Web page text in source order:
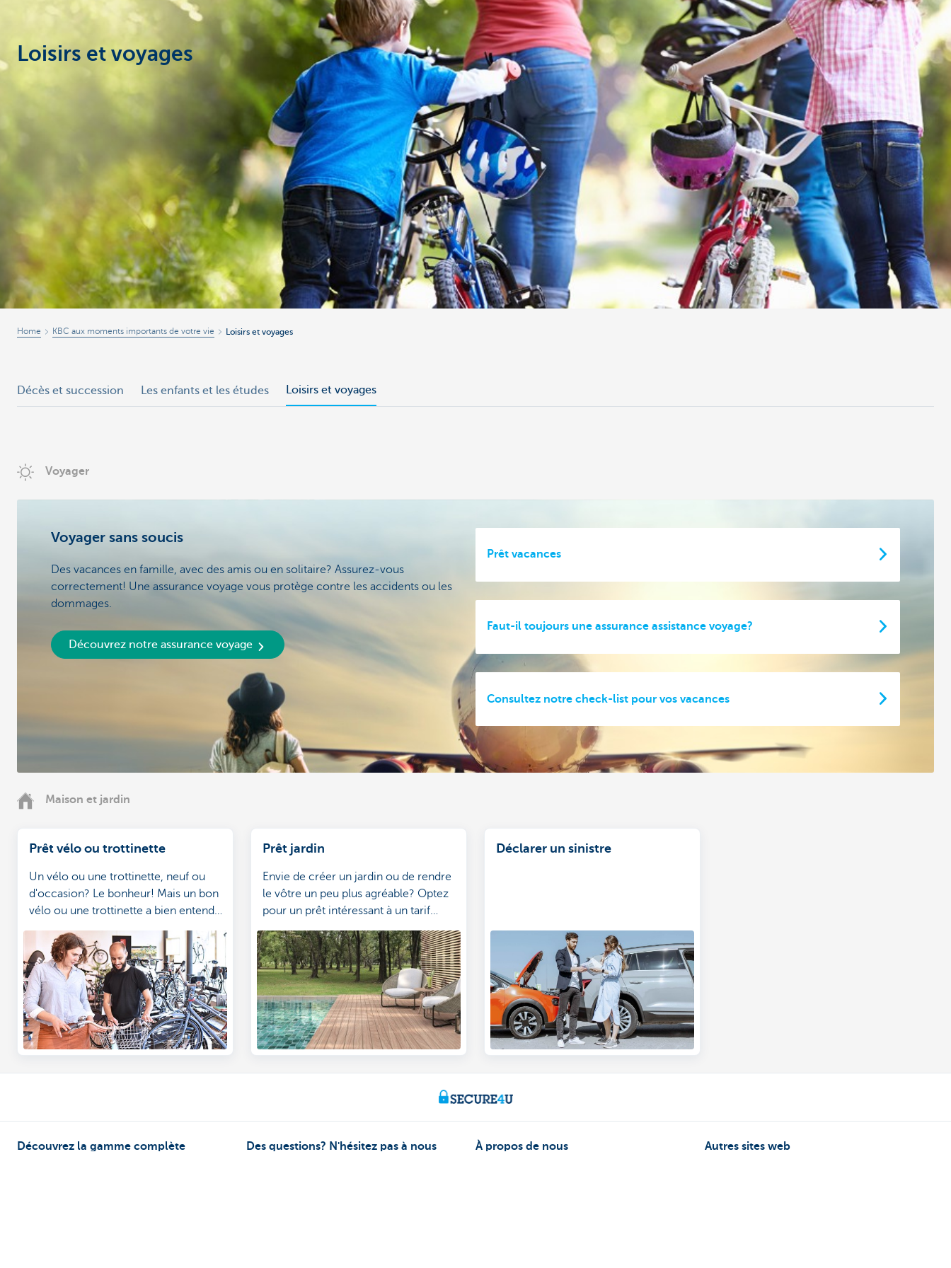
Loisirs et voyages
Home KBC aux moments importants de votre vie Loisirs et voyages
Décès et succession Les enfants et les études Loisirs et voyages
Voyager
Voyager sans soucis
Des vacances en famille, avec des amis ou en solitaire? Assurez-vous
correctement! Une assurance voyage vous protège contre les accidents ou les
dommages.
Découvrez notre assurance voyage
Prêt vacances
Faut-il toujours une assurance assistance voyage?
Consultez notre check-list pour vos vacances
Maison et jardin
Prêt vélo ou trottinette
Un vélo ou une trottinette, neuf ou
d'occasion? Le bonheur! Mais un bon
vélo ou une trottinette a bien entendu
un prix. Le prêt vélo ou trottinette
constitue une solution.
Prêt jardin
Envie de créer un jardin ou de rendre
le vôtre un peu plus agréable? Optez
pour un prêt intéressant à un tarif
avantageux.
Déclarer un sinistre
Découvrez la gamme complète
Des questions? N'hésitez pas à nous
À propos de nous Autres sites web